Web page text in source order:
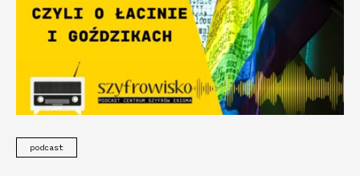
podcast